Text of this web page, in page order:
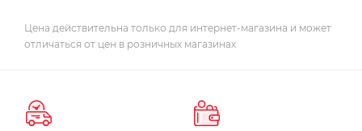
Цена действительна только для интернет-магазина и может
отличаться от цен в розничных магазинах